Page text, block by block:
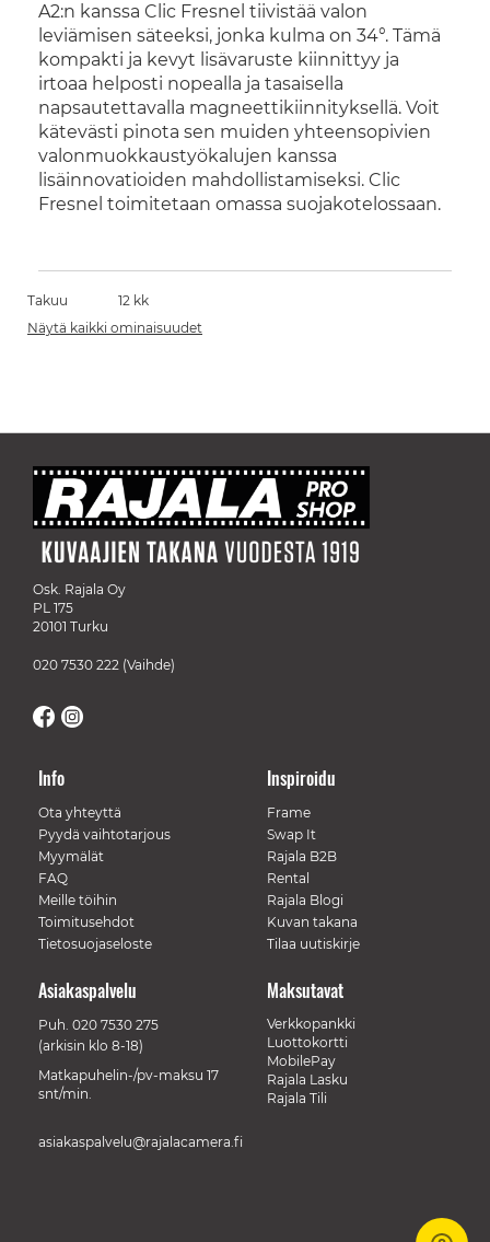
A2:n kanssa Clic Fresnel tiivistää valon
leviämisen säteeksi, jonka kulma on 34°. Tämä
kompakti ja kevyt lisävaruste kiinnittyy ja
irtoaa helposti nopealla ja tasaisella
napsautettavalla magneettikiinnityksellä. Voit
kätevästi pinota sen muiden yhteensopivien
valonmuokkaustyökalujen kanssa
lisäinnovatioiden mahdollistamiseksi. Clic
Fresnel toimitetaan omassa suojakotelossaan.
Takuu
12 kk
Näytä kaikki ominaisuudet
Osk. Rajala Oy
PL 175
20101 Turku
020 7530 222 (Vaihde)
Info
Ota yhteyttä
Pyydä vaihtotarjous
Myymälät
FAQ
Meille töihin
Toimitusehdot
Tietosuojaseloste
Inspiroidu
Frame
Swap It
Rajala B2B
Rental
Rajala Blogi
Kuvan takana
Tilaa uutiskirje
Maksutavat
Verkkopankki
Luottokortti
MobilePay
Rajala Lasku
Rajala Tili
Asiakaspalvelu
Puh. 020 7530 275
(arkisin klo 8-18)
Matkapuhelin-/pv-maksu 17
snt/min.
asiakaspalvelu@rajalacamera.fi